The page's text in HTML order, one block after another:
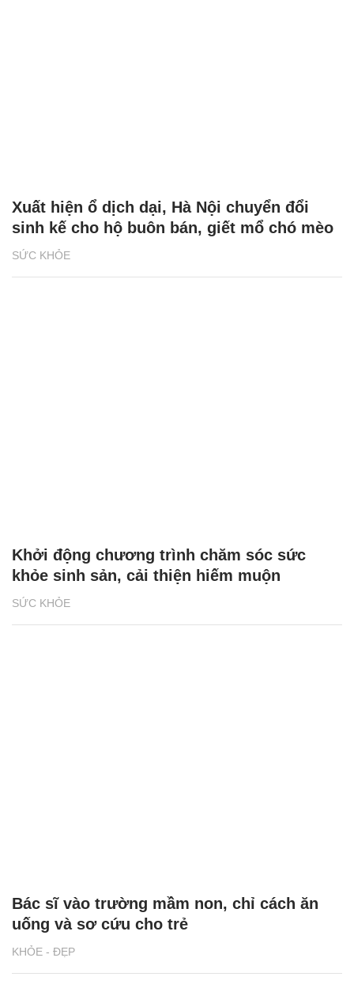
SỨC KHỎE
Xuất hiện ổ dịch dại, Hà Nội chuyển đổi
sinh kế cho hộ buôn bán, giết mổ chó mèo
SỨC KHỎE
Khởi động chương trình chăm sóc sức
khỏe sinh sản, cải thiện hiếm muộn
KHỎE - ĐẸP
Bác sĩ vào trường mầm non, chỉ cách ăn
uống và sơ cứu cho trẻ